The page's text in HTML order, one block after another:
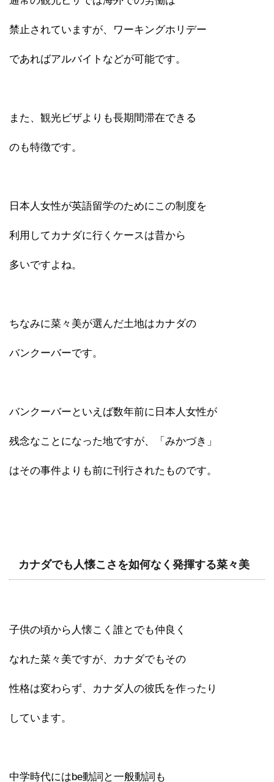
禁止されていますが、ワーキングホリデー
であればアルバイトなどが可能です。
また、観光ビザよりも長期間滞在できる
のも特徴です。
日本人女性が英語留学のためにこの制度を
利用してカナダに行くケースは昔から
多いですよね。
ちなみに菜々美が選んだ土地はカナダの
バンクーバーです。
バンクーバーといえば数年前に日本人女性が
残念なことになった地ですが、「みかづき」
はその事件よりも前に刊行されたものです。
カナダでも人懐こさを如何なく発揮する菜々美
子供の頃から人懐こく誰とでも仲良く
なれた菜々美ですが、カナダでもその
性格は変わらず、カナダ人の彼氏を作ったり
しています。
中学時代にはbe動詞と一般動詞も